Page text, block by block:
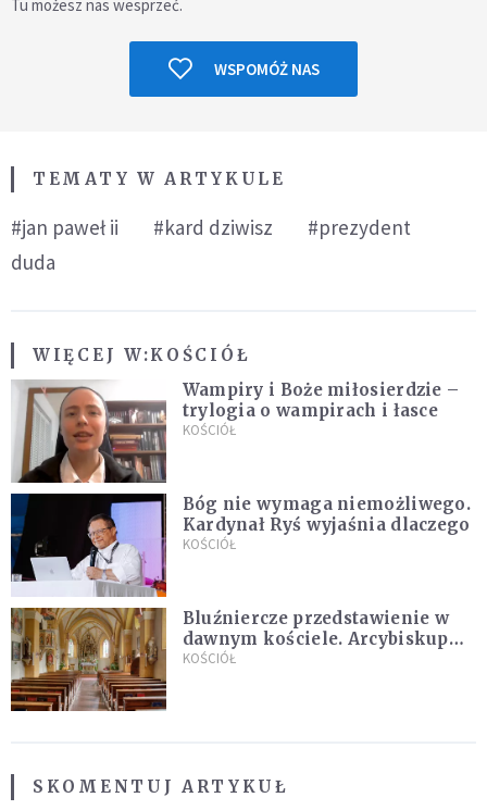
Tu możesz nas wesprzeć.
WSPOMÓŻ NAS
TEMATY W ARTYKULE
#jan paweł ii #kard dziwisz
#prezydent
duda
WIĘCEJ W:KOŚCIÓŁ
Wampiry i Boże miłosierdzie –
trylogia o wampirach i łasce
KOŚCIÓŁ
Bóg nie wymaga niemożliwego.
Kardynał Ryś wyjaśnia dlaczego
KOŚCIÓŁ
Bluźniercze przedstawienie w
dawnym kościele. Arcybiskup
stanowczo reaguje
KOŚCIÓŁ
SKOMENTUJ ARTYKUŁ